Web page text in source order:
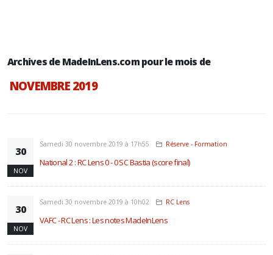
Archives de MadeInLens.com pour le mois de
NOVEMBRE 2019
30
NOV
Samedi 30 novembre 2019 à 17h55 Réserve - Formation
National 2 : RC Lens 0 - 0 SC Bastia (score final)
30
NOV
Samedi 30 novembre 2019 à 10h02 RC Lens
VAFC - RC Lens : Les notes MadeInLens